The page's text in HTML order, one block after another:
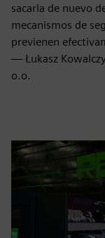
sacarla de nuevo
mecanismos de
previenen
— Łukasz
o.o.